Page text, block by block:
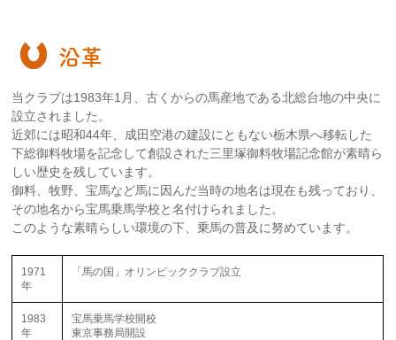
沿革
当クラブは1983年1月、古くからの馬産地である北総台地の中央に
設立されました。
近郊には昭和44年、成田空港の建設にともない栃木県へ移転した
下総御料牧場を記念して創設された三里塚御料牧場記念館が素晴ら
しい歴史を残しています。
御料、牧野、宝馬など馬に因んだ当時の地名は現在も残っており、
その地名から宝馬乗馬学校と名付けられました。
このような素晴らしい環境の下、乗馬の普及に努めています。
1971
年
「馬の国」オリンピッククラブ設立
1983
年
宝馬乗馬学校開校
東京事務局開設